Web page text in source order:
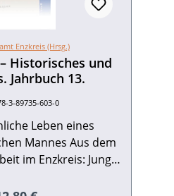
Enzkreis (Hrsg.)
Historisches und
Jahrbuch 13.
3-89735-603-0
Leben eines
Aus dem
im Enzkreis: Junge